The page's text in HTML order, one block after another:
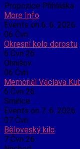
Propozice Přihláška
More Info
Events on 6. 6. 2026
06 Čvn
Okresní kolo dorostu
6 Čvn 26
Ohnišov
06 Čvn
Memoriál Václava
6 Čvn 26
Smiřice
Events on 7. 6. 2026
07 Čvn
Běloveský kilo
7 Čvn 26